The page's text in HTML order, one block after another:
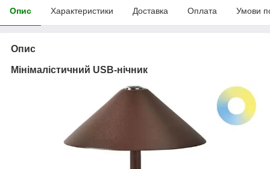
Опис Характеристики Доставка Оплата Умови
Опис
Мінімалістичний USB-нічник